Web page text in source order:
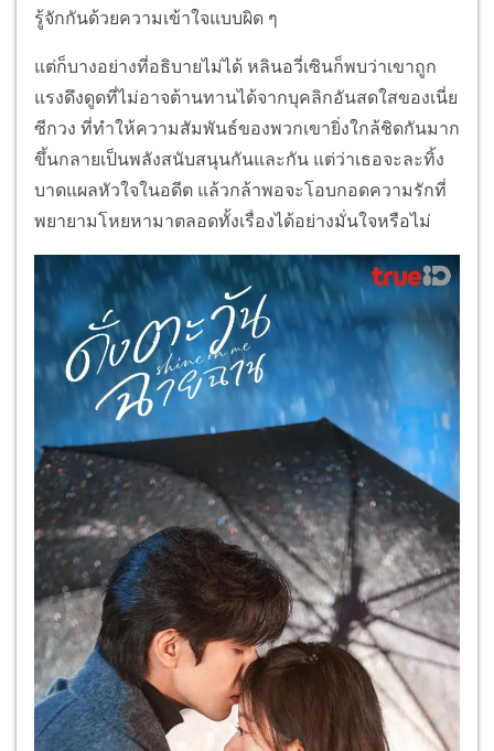
รู้จักกันด้วยความเข้าใจแบบผิด ๆ
แต่ก็บางอย่างที่อธิบายไม่ได้ หลินอวี่เซินก็พบว่าเขาถูก
แรงดึงดูดที่ไม่อาจต้านทานได้จากบุคลิกอันสดใสของเนี่ย
ซีกวง ที่ทำให้ความสัมพันธ์ของพวกเขายิ่งใกล้ชิดกันมาก
ขึ้นกลายเป็นพลังสนับสนุนกันและกัน แต่ว่าเธอจะละทิ้ง
บาดแผลหัวใจในอดีต แล้วกล้าพอจะโอบกอดความรักที่
พยายามโหยหามาตลอดทั้งเรื่องได้อย่างมั่นใจหรือไม่